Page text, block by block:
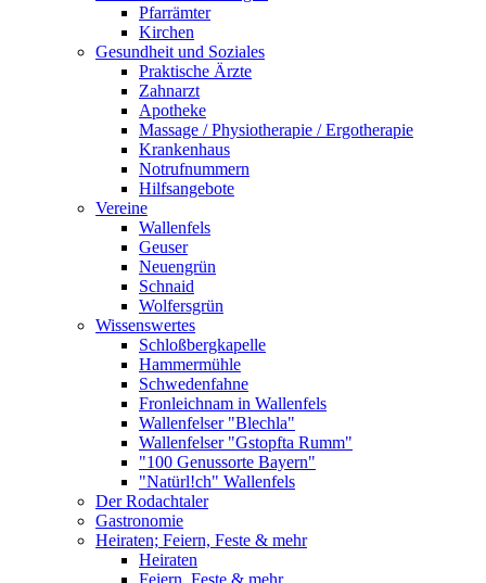
Pfarrämter
Kirchen
Gesundheit und Soziales
Praktische Ärzte
Zahnarzt
Apotheke
Massage / Physiotherapie / Ergotherapie
Krankenhaus
Notrufnummern
Hilfsangebote
Vereine
Wallenfels
Geuser
Neuengrün
Schnaid
Wolfersgrün
Wissenswertes
Schloßbergkapelle
Hammermühle
Schwedenfahne
Fronleichnam in Wallenfels
Wallenfelser "Blechla"
Wallenfelser "Gstopfta Rumm"
"100 Genussorte Bayern"
"Natürl!ch" Wallenfels
Der Rodachtaler
Gastronomie
Heiraten; Feiern, Feste & mehr
Heiraten
Feiern, Feste & mehr